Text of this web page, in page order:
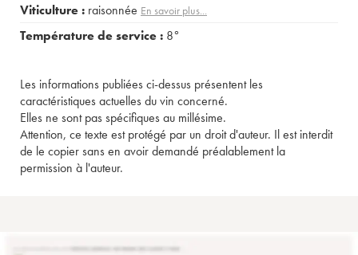
Viticulture : raisonnée En savoir plus...
Température de service : 8°
Les informations publiées ci-dessus présentent les
caractéristiques actuelles du vin concerné.
Elles ne sont pas spécifiques au millésime.
Attention, ce texte est protégé par un droit d'auteur. Il est interdit
de le copier sans en avoir demandé préalablement la
permission à l'auteur.